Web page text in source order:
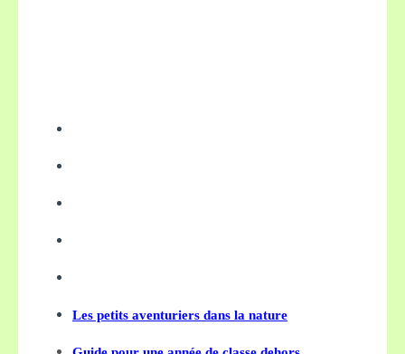
Les petits aventuriers dans la nature